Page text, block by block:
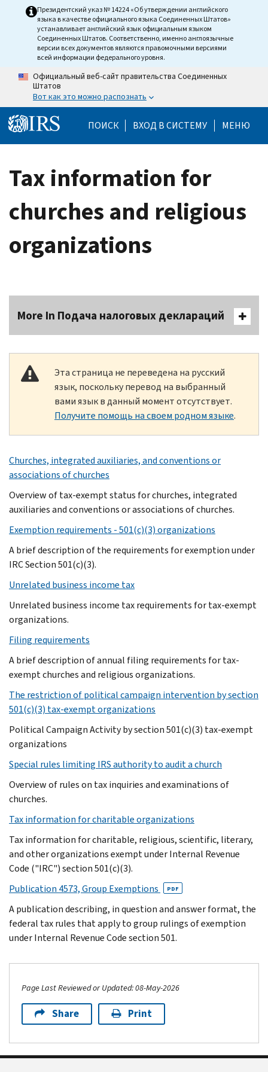
Skip to main content
Президентский указ № 14224 «Об утверждении английского
языка в качестве официального языка Соединенных Штатов»
устанавливает английский язык официальным языком
Соединенных Штатов. Соответственно, именно англоязычные
версии всех документов являются правомочными версиями
всей информации федерального уровня.
Официальный веб-сайт правительства Соединенных
Штатов
Вот как это можно распознать
ПОИСК Help Menu Mobile
ВХОД В СИСТЕМУ МЕНЮ
Tax information for
churches and religious
organizations
More In Подача налоговых деклараций
Эта страница не переведена на русский
язык, поскольку перевод на выбранный
вами язык в данный момент отсутствует.
Получите помощь на своем родном языке.
Churches, integrated auxiliaries, and conventions or
associations of churches
Overview of tax-exempt status for churches, integrated
auxiliaries and conventions or associations of churches.
Exemption requirements - 501(c)(3) organizations
A brief description of the requirements for exemption under
IRC Section 501(c)(3).
Unrelated business income tax
Unrelated business income tax requirements for tax-exempt
organizations.
Filing requirements
A brief description of annual filing requirements for tax-
exempt churches and religious organizations.
The restriction of political campaign intervention by section
501(c)(3) tax-exempt organizations
Political Campaign Activity by section 501(c)(3) tax-exempt
organizations
Special rules limiting IRS authority to audit a church
Overview of rules on tax inquiries and examinations of
churches.
Tax information for charitable organizations
Tax information for charitable, religious, scientific, literary,
and other organizations exempt under Internal Revenue
Code ("IRC") section 501(c)(3).
Publication 4573, Group Exemptions
PDF
A publication describing, in question and answer format, the
federal tax rules that apply to group rulings of exemption
under Internal Revenue Code section 501.
Page Last Reviewed or Updated: 08-May-2026
Share Print